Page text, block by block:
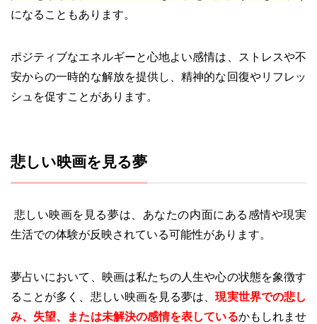
になることもあります。
ポジティブなエネルギーと心地よい感情は、ストレスや不
安からの一時的な解放を提供し、精神的な回復やリフレッ
シュを促すことがあります。
悲しい映画を見る夢
悲しい映画を見る夢は、あなたの内面にある感情や現実
生活での体験が反映されている可能性があります。
夢占いにおいて、映画は私たちの人生や心の状態を象徴す
ることが多く、悲しい映画を見る夢は、現実世界での悲し
み、失望、または未解決の感情を表しているかもしれませ